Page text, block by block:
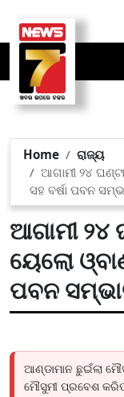
Home
ରାଜ୍ୟ
ଆଗାମୀ ୨୪
ସହ ବର୍ଷା ପବନ
ଆଗାମୀ ୨୪
ୟେଲୋ
ପବନ
ଆଣ୍ଡାମାନ ଛୁଇଁଲା
ମୌସୁମୀ ପ୍ରବେଶ